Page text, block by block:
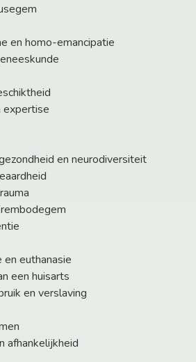
en homo-emancipatie
expertise
en neurodiversiteit
en euthanasie
een huisarts
en verslaving
afhankelijkheid